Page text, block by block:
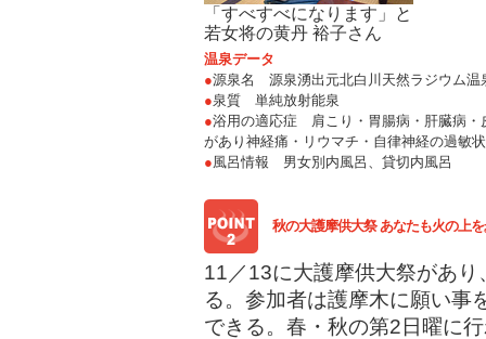
「すべすべになります」と
若女将の黄丹 裕子さん
温泉データ
●源泉名 源泉湧出元北白川天然ラジウム温
●泉質 単純放射能泉
●浴用の適応症 肩こり・胃腸病・肝臓病・
があり神経痛・リウマチ・自律神経の過敏
●風呂情報 男女別内風呂、貸切内風呂
秋の大護摩供大祭 あなたも火の上
11／13に大護摩供大祭があ
る。参加者は護摩木に願い事
できる。春・秋の第2日曜に